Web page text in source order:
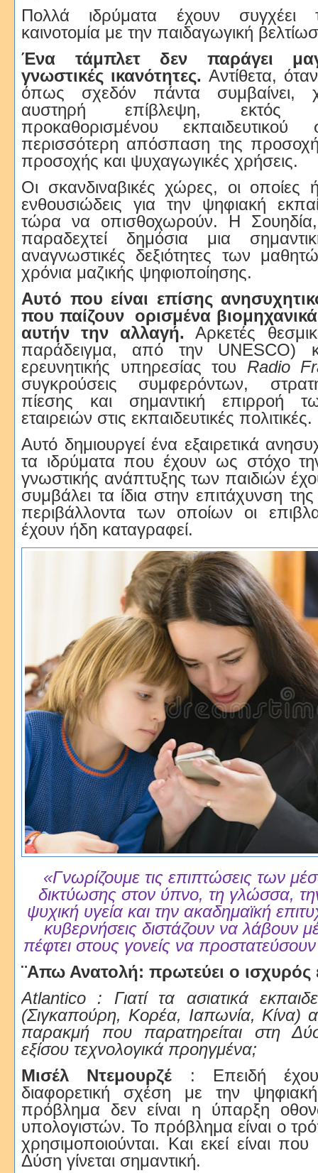
Πολλά ιδρύματα έχουν συγχέει
καινοτομία με την παιδαγωγική
Ένα τάμπλετ δεν παράγει
γνωστικές ικανότητες. Αντίθετα,
όπως σχεδόν πάντα συμβαίνει,
αυστηρή επίβλεψη,
προκαθορισμένου εκπαιδευτικού
περισσότερη απόσπαση της
προσοχής και ψυχαγωγικές χρήσεις.
Οι σκανδιναβικές χώρες, οι οποίες
ενθουσιώδεις για την ψηφιακή
τώρα να οπισθοχωρούν. Η Σουηδία,
παραδεχτεί δημόσια μια
αναγνωστικές δεξιότητες των
χρόνια μαζικής ψηφιοποίησης.
Αυτό που είναι επίσης
που παίζουν
ορισμένα
αυτήν την αλλαγή. Αρκετές
παράδειγμα, από την UNESCO)
ερευνητικής υπηρεσίας του Radio
συγκρούσεις συμφερόντων,
πίεσης και σημαντική επιρροή
εταιρειών στις εκπαιδευτικές πολιτικές.
Αυτό δημιουργεί ένα εξαιρετικά
τα ιδρύματα που έχουν ως στόχο
γνωστικής ανάπτυξης των παιδιών
συμβάλει τα ίδια στην επιτάχυνση
περιβάλλοντα των οποίων οι
έχουν ήδη καταγραφεί.
«Γνωρίζουμε τις επιπτώσεις των
δικτύωσης στον ύπνο, τη γλώσσα,
ψυχική υγεία και την ακαδημαϊκή
κυβερνήσεις διστάζουν να λάβουν
πέφτει στους γονείς να
¨Απω Ανατολή: πρωτεύει ο ισχυρός
Atlantico : Γιατί τα ασιατικά
(Σιγκαπούρη, Κορέα, Ιαπωνία, Κίνα)
παρακμή που παρατηρείται στη
εξίσου τεχνολογικά προηγμένα;
Μισέλ Ντεμουρζέ : Επειδή
διαφορετική σχέση με την
πρόβλημα δεν είναι η ύπαρξη
υπολογιστών. Το πρόβλημα είναι ο
χρησιμοποιούνται. Και εκεί είναι
Δύση γίνεται σημαντική.